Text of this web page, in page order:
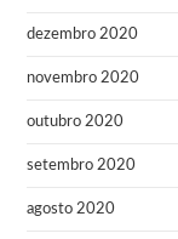
dezembro 2020
novembro 2020
outubro 2020
setembro 2020
agosto 2020